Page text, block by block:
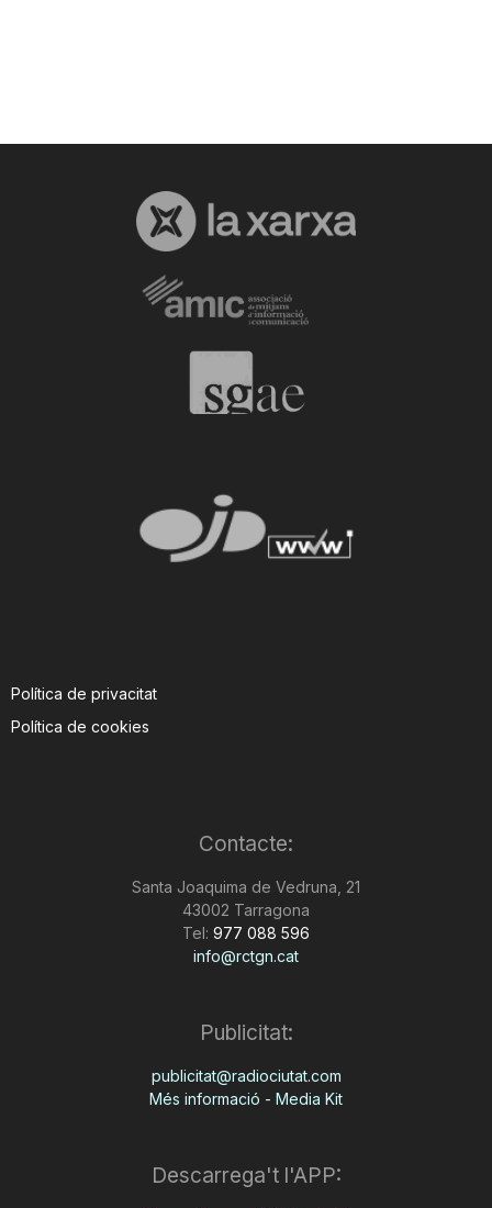
Política de privacitat
Política de cookies
Contacte:
Santa Joaquima de Vedruna, 21
43002 Tarragona
Tel: 977 088 596
info@rctgn.cat
Publicitat:
publicitat@radiociutat.com
Més informació - Media Kit
Descarrega't l'APP: